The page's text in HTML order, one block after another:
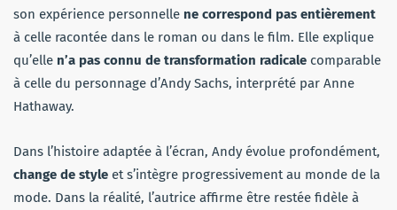
son expérience personnelle ne correspond pas entièrement
à celle racontée dans le roman ou dans le film. Elle explique
qu’elle n’a pas connu de transformation radicale comparable
à celle du personnage d’Andy Sachs, interprété par Anne
Hathaway.
Dans l’histoire adaptée à l’écran, Andy évolue profondément,
change de style et s’intègre progressivement au monde de la
mode. Dans la réalité, l’autrice affirme être restée fidèle à